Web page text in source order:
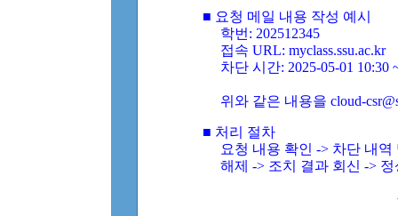
■ 요청 메일 내용 작성 예시
학번: 202512345
접속 URL: myclass.ssu.ac.kr
차단 시간: 2025-05-01 10:30
위와 같은 내용을 cloud-
■ 처리 절차
요청 내용 확인 -> 차단 내
해제 -> 조치 결과 회신 ->